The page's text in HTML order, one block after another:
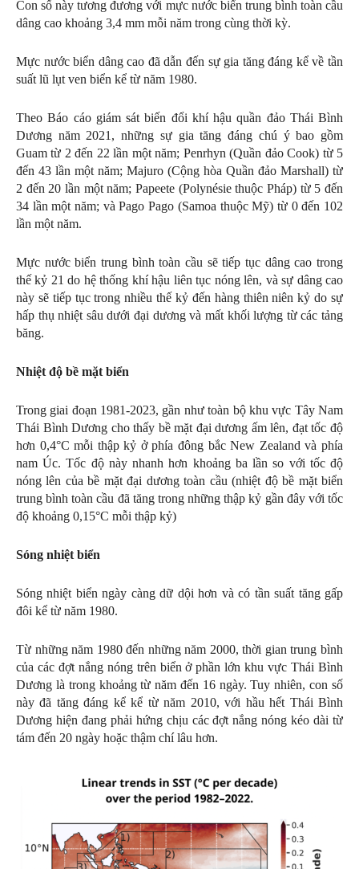
Con số này tương đương với mực nước biển trung bình toàn cầu
dâng cao khoảng 3,4 mm mỗi năm trong cùng thời kỳ.
Mực nước biển dâng cao đã dẫn đến sự gia tăng đáng kể về tần
suất lũ lụt ven biển kể từ năm 1980.
Theo Báo cáo giám sát biến đổi khí hậu quần đảo Thái Bình
Dương năm 2021, những sự gia tăng đáng chú ý bao gồm
Guam từ 2 đến 22 lần một năm; Penrhyn (Quần đảo Cook) từ 5
đến 43 lần một năm; Majuro (Cộng hòa Quần đảo Marshall) từ
2 đến 20 lần một năm; Papeete (Polynésie thuộc Pháp) từ 5 đến
34 lần một năm; và Pago Pago (Samoa thuộc Mỹ) từ 0 đến 102
lần một năm.
Mực nước biển trung bình toàn cầu sẽ tiếp tục dâng cao trong
thế kỷ 21 do hệ thống khí hậu liên tục nóng lên, và sự dâng cao
này sẽ tiếp tục trong nhiều thế kỷ đến hàng thiên niên kỷ do sự
hấp thụ nhiệt sâu dưới đại dương và mất khối lượng từ các tảng
băng.
Nhiệt độ bề mặt biển
Trong giai đoạn 1981-2023, gần như toàn bộ khu vực Tây Nam
Thái Bình Dương cho thấy bề mặt đại dương ấm lên, đạt tốc độ
hơn 0,4°C mỗi thập kỷ ở phía đông bắc New Zealand và phía
nam Úc. Tốc độ này nhanh hơn khoảng ba lần so với tốc độ
nóng lên của bề mặt đại dương toàn cầu (nhiệt độ bề mặt biển
trung bình toàn cầu đã tăng trong những thập kỷ gần đây với tốc
độ khoảng 0,15°C mỗi thập kỷ)
Sóng nhiệt biển
Sóng nhiệt biển ngày càng dữ dội hơn và có tần suất tăng gấp
đôi kể từ năm 1980.
Từ những năm 1980 đến những năm 2000, thời gian trung bình
của các đợt nắng nóng trên biển ở phần lớn khu vực Thái Bình
Dương là trong khoảng từ năm đến 16 ngày. Tuy nhiên, con số
này đã tăng đáng kể kể từ năm 2010, với hầu hết Thái Bình
Dương hiện đang phải hứng chịu các đợt nắng nóng kéo dài từ
tám đến 20 ngày hoặc thậm chí lâu hơn.